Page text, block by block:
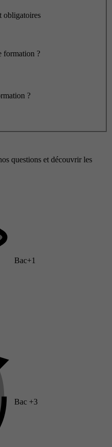
obligatoires
formation ?
?
questions et découvrir les
Bac+1
Bac +3